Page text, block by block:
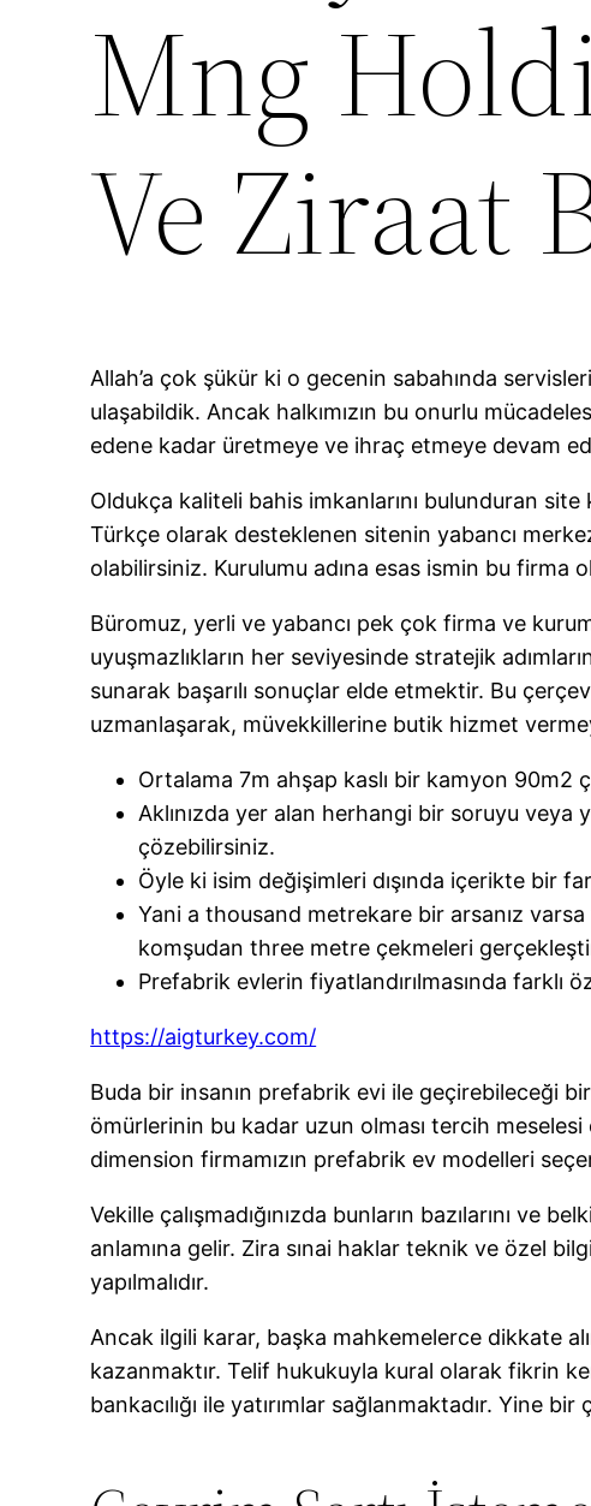
Mng
Ve Ziraat
Allah’a çok şükür ki o gecenin sabahında
ulaşabildik. Ancak halkımızın bu onurlu
edene kadar üretmeye ve ihraç etmeye devam
Oldukça kaliteli bahis imkanlarını bulunduran
Türkçe olarak desteklenen sitenin yabancı
olabilirsiniz. Kurulumu adına esas ismin bu firma
Büromuz, yerli ve yabancı pek çok firma ve
uyuşmazlıkların her seviyesinde stratejik
sunarak başarılı sonuçlar elde etmektir. Bu
uzmanlaşarak, müvekkillerine butik hizmet
Ortalama 7m ahşap kaslı bir kamyon 90m2
Aklınızda yer alan herhangi bir soruyu veya
çözebilirsiniz.
Öyle ki isim değişimleri dışında içerikte bir
Yani a thousand metrekare bir arsanız
komşudan three metre çekmeleri
Prefabrik evlerin fiyatlandırılmasında
https://aigturkey.com/
Buda bir insanın prefabrik evi ile geçirebileceği
ömürlerinin bu kadar uzun olması tercih
dimension firmamızın prefabrik ev modelleri
Vekille çalışmadığınızda bunların bazılarını ve
anlamına gelir. Zira sınai haklar teknik ve özel
yapılmalıdır.
Ancak ilgili karar, başka mahkemelerce dikkate
kazanmaktır. Telif hukukuyla kural olarak fikrin
bankacılığı ile yatırımlar sağlanmaktadır. Yine